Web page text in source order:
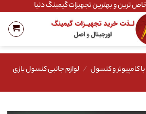
ترین و بهترین تجهیزات گیمینگ دنیا
کامپیوتر و کنسول / لوازم جانبی کنسول بازی